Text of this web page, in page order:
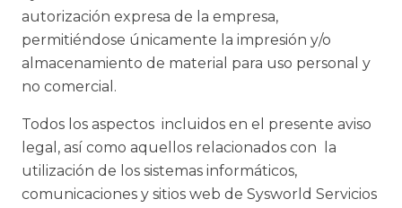
autorización expresa de la empresa,
permitiéndose únicamente la impresión y/o
almacenamiento de material para uso personal y
no comercial.
Todos los aspectos incluidos en el presente aviso
legal, así como aquellos relacionados con la
utilización de los sistemas informáticos,
comunicaciones y sitios web de Sysworld Servicios